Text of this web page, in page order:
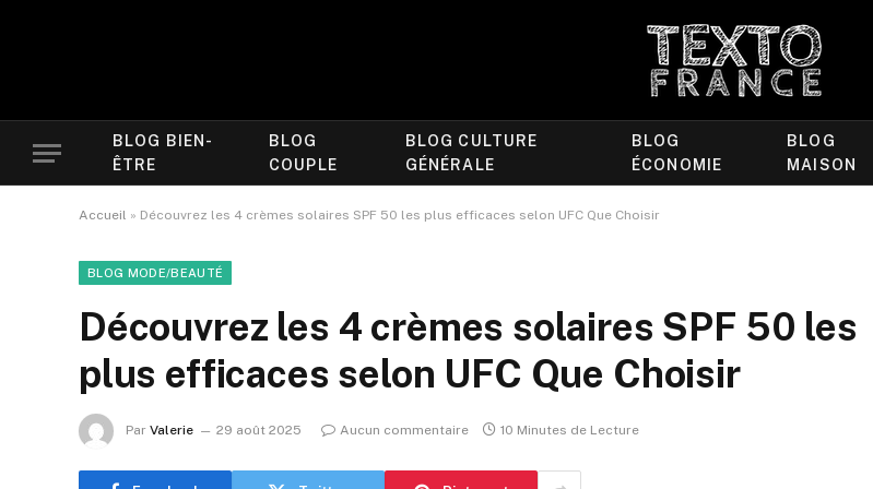
BLOG BIEN-
ÊTRE
BLOG
COUPLE
BLOG CULTURE
GÉNÉRALE
BLOG
ÉCONOMIE
BLOG
MAISON
Accueil » Découvrez les 4 crèmes solaires SPF 50 les plus efficaces selon UFC Que Choisir
BLOG MODE/BEAUTÉ
Découvrez les 4 crèmes solaires SPF 50 les
plus efficaces selon UFC Que Choisir
Par Valerie 29 août 2025 Aucun commentaire 10 Minutes de Lecture